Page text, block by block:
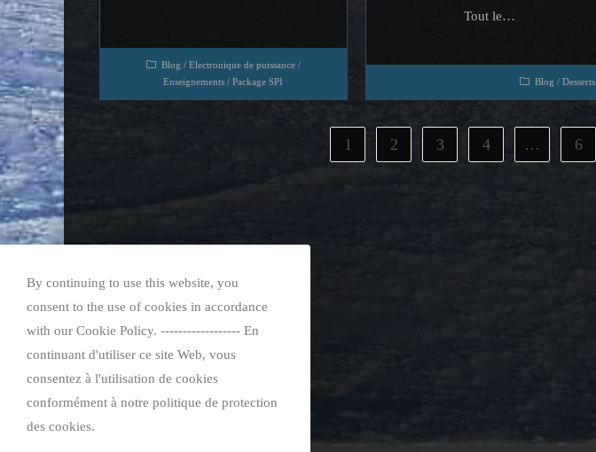
Blog / Electronique de puissance/
Enseignements /Package SPI
Tout le…
Blog / Desserts
1 2 3 4 … 6
By continuing to use this website, you
consent to the use of cookies in accordance
with our Cookie Policy. ------------------ En
continuant d'utiliser ce site Web, vous
consentez à l'utilisation de cookies
conformément à notre politique de protection
des cookies.